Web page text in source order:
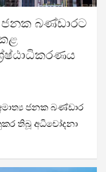
බණ්ඩාරට
ජනක බණ්ඩාර
තිබූ අධිචෝදනා